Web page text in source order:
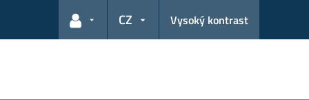
Odkazy pro uživatele
CZ Vysoký kontrast